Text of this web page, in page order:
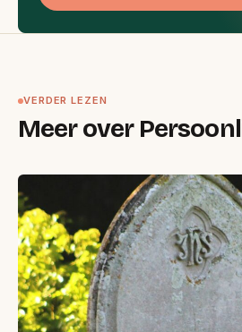
VERDER LEZEN
Meer over